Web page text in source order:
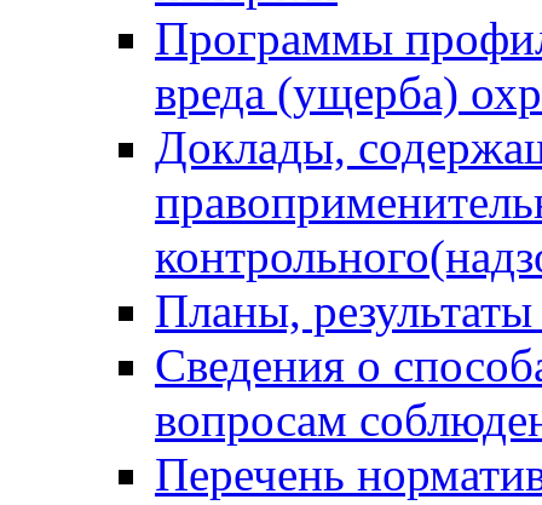
Программы
вреда (ущерба)
Доклады,
Планы,
Сведения о
вопросам
Перечень